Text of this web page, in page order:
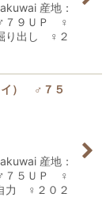
産地：
♂７９ＵＰ ♀
り出し ♀２
イ） ♂７５
産地：
♂７５ＵＰ ♀
力 ♀２０２